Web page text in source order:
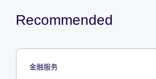
Recommended
金融服务